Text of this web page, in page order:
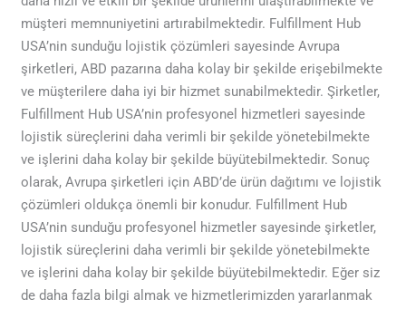
müşteri memnuniyetini artırabilmektedir. Fulfillment Hub
USA’nin sunduğu lojistik çözümleri sayesinde Avrupa
şirketleri, ABD pazarına daha kolay bir şekilde erişebilmekte
ve müşterilere daha iyi bir hizmet sunabilmektedir. Şirketler,
Fulfillment Hub USA’nin profesyonel hizmetleri sayesinde
lojistik süreçlerini daha verimli bir şekilde yönetebilmekte
ve işlerini daha kolay bir şekilde büyütebilmektedir. Sonuç
olarak, Avrupa şirketleri için ABD’de ürün dağıtımı ve lojistik
çözümleri oldukça önemli bir konudur. Fulfillment Hub
USA’nin sunduğu profesyonel hizmetler sayesinde şirketler,
lojistik süreçlerini daha verimli bir şekilde yönetebilmekte
ve işlerini daha kolay bir şekilde büyütebilmektedir. Eğer siz
de daha fazla bilgi almak ve hizmetlerimizden yararlanmak